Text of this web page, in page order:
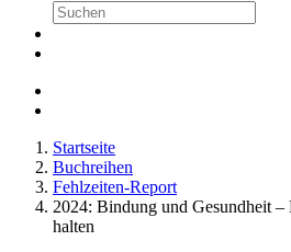
Startseite
Buchreihen
Fehlzeiten-Report
2024: Bindung und Gesundheit –
halten